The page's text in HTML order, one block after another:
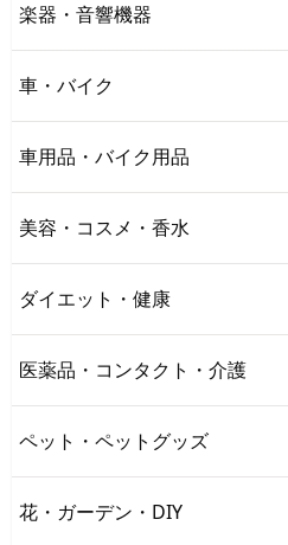
楽器・音響機器
車・バイク
車用品・バイク用品
美容・コスメ・香水
ダイエット・健康
医薬品・コンタクト・介護
ペット・ペットグッズ
花・ガーデン・DIY